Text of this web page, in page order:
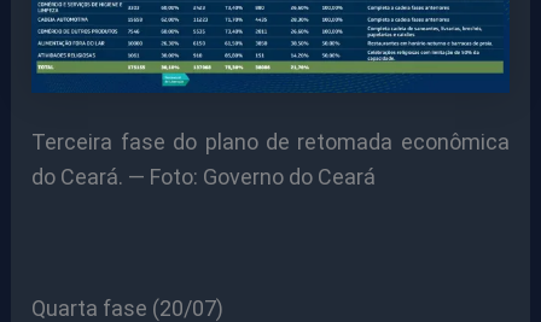
Terceira fase do plano de retomada econômica
do Ceará. — Foto: Governo do Ceará
Quarta fase (20/07)